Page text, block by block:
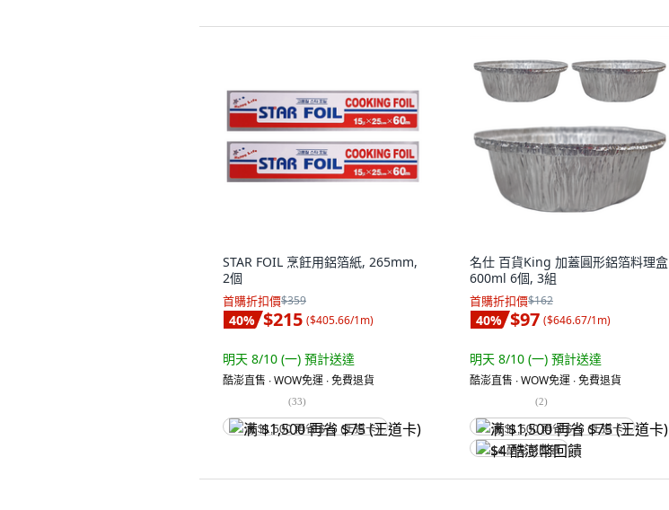
STAR FOIL 烹飪用鋁箔紙, 265mm,
2個
首購折扣價$359
40% $215 ($405.66/1m)
明天 8/10 (一) 預計送達
酷澎直售 ∙ WOW免運 ∙ 免費退貨
(33)
满 $1,500 再省 $75 (王道卡)
名仕 百貨King 加蓋圓形鋁箔料理盒
600ml 6個, 3組
首購折扣價$162
40% $97 ($646.67/1m)
明天 8/10 (一) 預計送達
酷澎直售 ∙ WOW免運 ∙ 免費退貨
(2)
满 $1,500 再省 $75 (王道卡)
$4 酷澎幣回饋